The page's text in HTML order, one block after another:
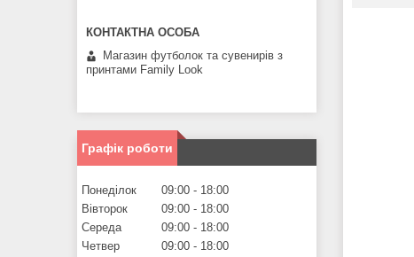
Магазин футболок та сувенирів з
принтами Family Look
Графік роботи
Понеділок 09:00
18:00
Вівторок
09:00
18:00
Середа
09:00
18:00
Четвер
09:00
18:00